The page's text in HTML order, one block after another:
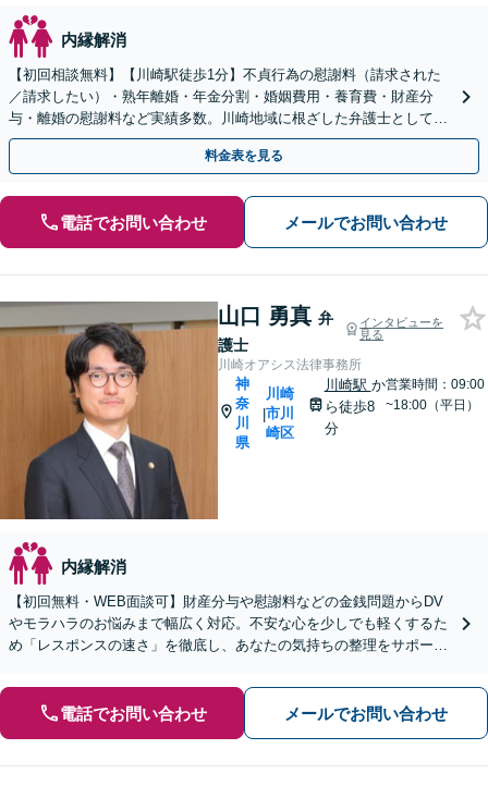
内縁解消
【初回相談無料】【川崎駅徒歩1分】不貞行為の慰謝料（請求された
／請求したい）・熟年離婚・年金分割・婚姻費用・養育費・財産分
与・離婚の慰謝料など実績多数。川崎地域に根ざした弁護士として、
あなたの人生の再スタートを全力で後押しします。
料金表を見る
電話でお問い合わせ メールでお問い合わせ
山口 勇真 弁
護士
インタビューを
見る
川崎オアシス法律事務所
神
奈
川
県
|
川崎
市川
崎区
川崎駅 か
ら徒歩8
分
営業時間：09:00
~18:00（平日）
内縁解消
【初回無料・WEB面談可】財産分与や慰謝料などの金銭問題からDV
やモラハラのお悩みまで幅広く対応。不安な心を少しでも軽くするた
め「レスポンスの速さ」を徹底し、あなたの気持ちの整理をサポート
電話でお問い合わせ メールでお問い合わせ